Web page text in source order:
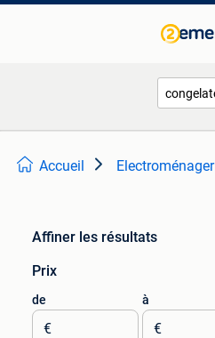
Accueil Electroménager
Affiner les résultats
Prix
de
€
à
€